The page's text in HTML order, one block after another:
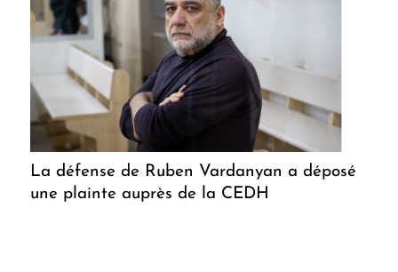
La défense de Ruben Vardanyan a déposé
une plainte auprès de la CEDH